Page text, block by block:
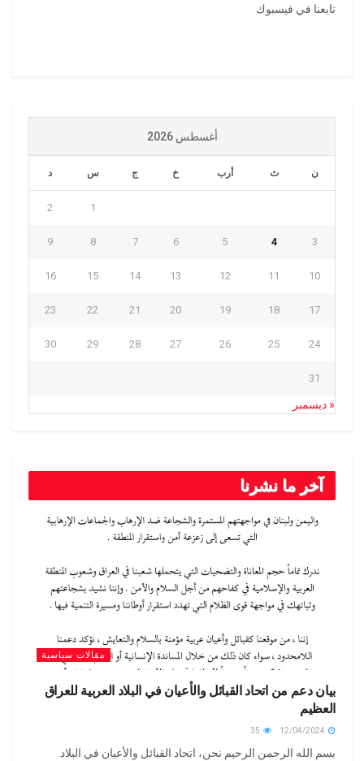
تابعنا في فيسبوك
أغسطس 2026
ن ث أرب خ ج س د
1
2
3
4
5
6
7
8
9
10
11
12
13
14
15
16
17
18
19
20
21
22
23
24
25
26
27
28
29
30
31
« ديسمبر
آخر ما نشرنا
مقالات سياسية
بيان دعم من اتحاد القبائل والأعيان في البلاد العربية للعراق
العظيم
بسم الله الرحمن الرحيم نحن، اتحاد القبائل والأعيان في البلاد